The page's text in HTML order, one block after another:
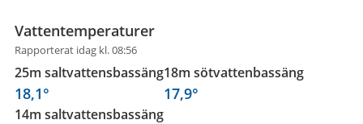
Vattentemperaturer
Rapporterat idag kl. 08:56
25m saltvattensbassäng
18,1°
18m sötvattenbassäng
17,9°
14m saltvattensbassäng